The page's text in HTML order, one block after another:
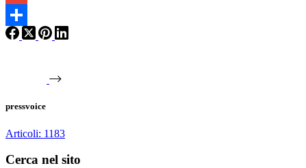
Gmail
Condividi
pressvoice
Articoli: 1183
Cerca nel sito